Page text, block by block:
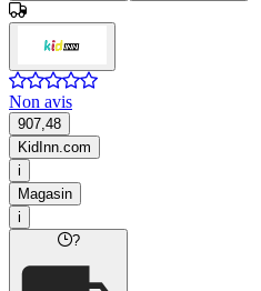
Non avis
907,48
KidInn.com
i
Magasin
i
?